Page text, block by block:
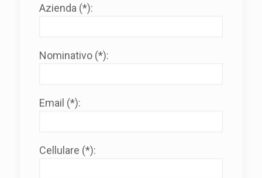
Azienda (*):
Nominativo (*):
Email (*):
Cellulare (*):